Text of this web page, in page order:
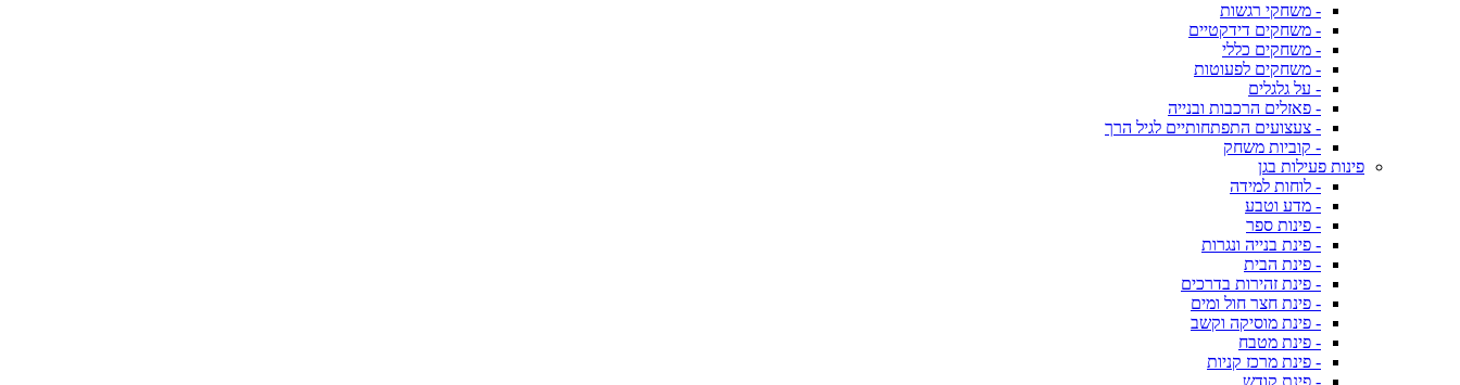
- משחקי רגשות
- משחקים דידקטיים
- משחקים כללי
- משחקים לפעוטות
- על גלגלים
- פאזלים הרכבות ובנייה
- צעצועים התפתחותיים לגיל הרך
- קוביות משחק
פינות פעילות בגן
- לוחות למידה
- מדע וטבע
- פינות ספר
- פינת בנייה ונגרות
- פינת הבית
- פינת זהירות בדרכים
- פינת חצר חול ומים
- פינת מוסיקה וקשב
- פינת מטבח
- פינת מרכז קניות
- פינת קודש